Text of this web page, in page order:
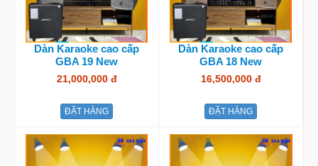
Dàn Karaoke cao cấp
GBA 19 New
21,000,000 đ
ĐẶT HÀNG
Dàn Karaoke cao cấp
GBA 18 New
16,500,000 đ
ĐẶT HÀNG